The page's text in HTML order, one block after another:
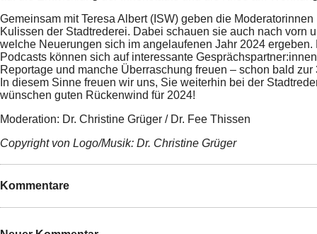
Gemeinsam mit Teresa Albert (ISW) geben die
Kulissen der Stadtrederei. Dabei schauen sie auch nach vorn
welche Neuerungen sich im angelaufenen Jahr 2024
Podcasts können sich auf interessante
Reportage und manche Überraschung freuen – schon bald
In diesem Sinne freuen wir uns, Sie weiterhin bei der
wünschen guten Rückenwind für 2024!
Moderation: Dr. Christine Grüger / Dr. Fee Thissen
Copyright von Logo/Musik: Dr. Christine Grüger
Kommentare